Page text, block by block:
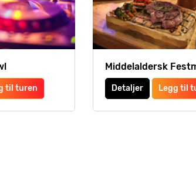
til turen
Middelaldersk
Detaljer Legg til